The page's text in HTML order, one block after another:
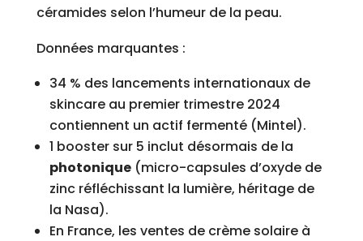
céramides selon l’humeur de la peau.
Données marquantes :
34 % des lancements internationaux de
skincare au premier trimestre 2024
contiennent un actif fermenté (Mintel).
1 booster sur 5 inclut désormais de la
photonique(micro-capsules d’oxyde de
zinc réfléchissant la lumière, héritage de
la Nasa).
En France, les ventes de crème solaire à